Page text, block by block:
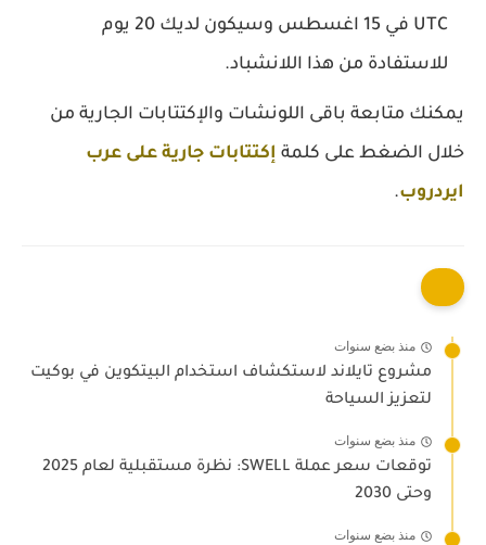
UTC في 15 اغسطس وسيكون لديك 20 يوم
للاستفادة من هذا اللانشباد.
يمكنك متابعة باقى اللونشات والإكتتابات الجارية من
خلال الضغط على كلمة إكتتابات جارية على عرب
ايردروب.
منذ بضع سنوات
مشروع تايلاند لاستكشاف استخدام البيتكوين في بوكيت
لتعزيز السياحة
منذ بضع سنوات
توقعات سعر عملة SWELL: نظرة مستقبلية لعام 2025
وحتى 2030
منذ بضع سنوات